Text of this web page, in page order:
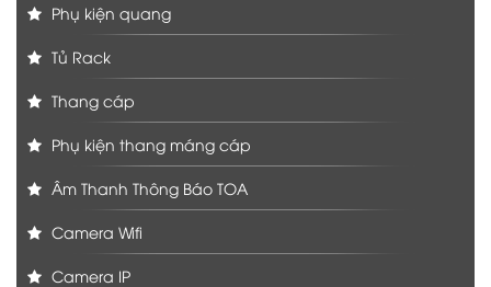
Phụ kiện quang
Tủ Rack
Thang cáp
Phụ kiện thang máng cáp
Âm Thanh Thông Báo TOA
Camera Wifi
Camera IP